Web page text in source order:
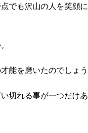
でも沢山の人を笑顔
能を磨いたのでしょう
切れる事が一つだけあ